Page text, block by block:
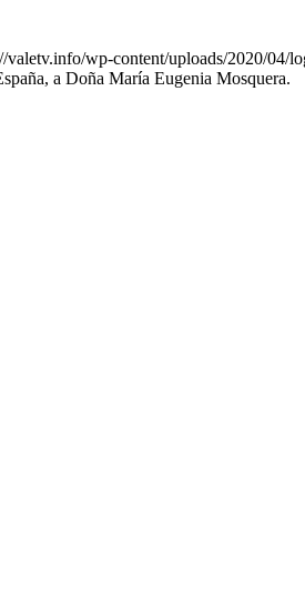
valetv.info/wp-content/uploads/2020/04/
a Doña María Eugenia Mosquera.